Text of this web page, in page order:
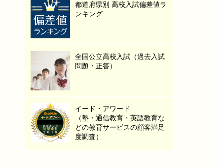
都道府県別 高校入試偏差値ラ
ンキング
全国公立高校入試（過去入試
問題・正答）
イード・アワード
（塾・通信教育・英語教育な
どの教育サービスの顧客満足
度調査）